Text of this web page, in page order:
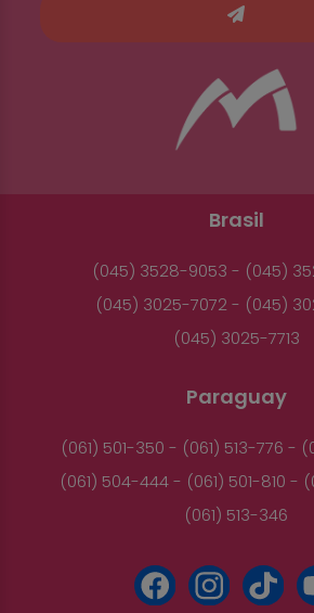
Brasil
(045) 3528-9053 - (045)
(045) 3025-7072 - (045)
(045) 3025-7713
Paraguay
(061) 501-350 - (061) 513-776 -
(061) 504-444 - (061) 501-810 -
(061) 513-346